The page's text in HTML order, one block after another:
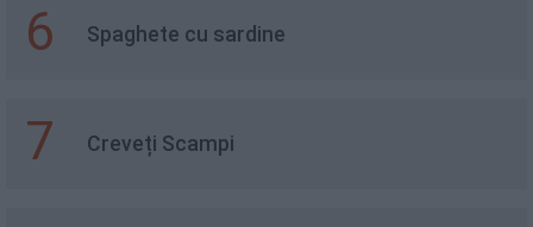
6 Spaghete cu sardine
7 Creveți Scampi